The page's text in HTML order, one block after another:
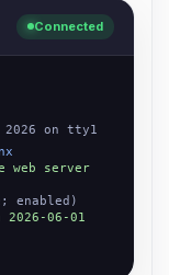
Connected
2026 on tty1
web server
enabled)
06-01